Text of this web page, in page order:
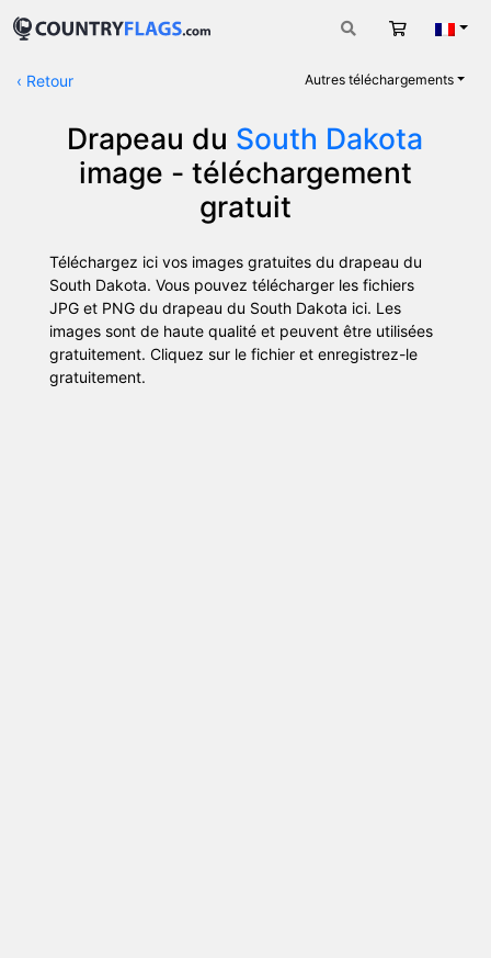
Panier
‹ Retour Autres téléchargements
Drapeau du South Dakota
image - téléchargement
gratuit
Téléchargez ici vos images gratuites du drapeau du
South Dakota. Vous pouvez télécharger les fichiers
JPG et PNG du drapeau du South Dakota ici. Les
images sont de haute qualité et peuvent être utilisées
gratuitement. Cliquez sur le fichier et enregistrez-le
gratuitement.